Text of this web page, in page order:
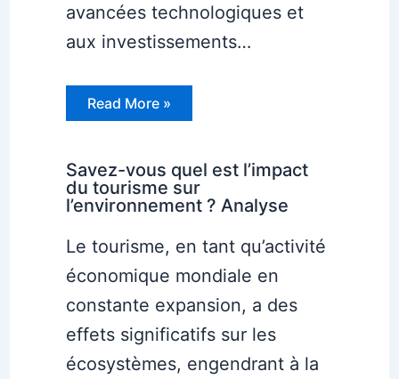
avancées technologiques et
aux investissements…
Read More »
Savez-vous quel est l’impact
du tourisme sur
l’environnement ? Analyse
Le tourisme, en tant qu’activité
économique mondiale en
constante expansion, a des
effets significatifs sur les
écosystèmes, engendrant à la